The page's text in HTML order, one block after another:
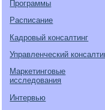
Программы
Расписание
Кадровый консалтинг
Управленческий
Маркетинговые
исследования
Интервью